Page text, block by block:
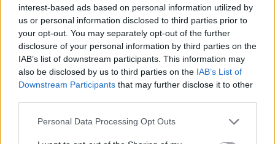
interest-based ads based on personal information utilized by
us or personal information disclosed to third parties prior to
your opt-out. You may separately opt-out of the further
disclosure of your personal information by third parties on the
IAB’s list of downstream participants. This information may
also be disclosed by us to third parties on the IAB’s List of
Downstream Participants that may further disclose it to other
Personal Data Processing Opt Outs
darbas, bet mūsų augintiniai, kuriuos labai
mylime.
– O kaip sekėsi suderinti savo verslą, kurio
niekad negali apleisti ir motinystę?
– Nuo žirgų nebuvau nutolsi, šiek tiek